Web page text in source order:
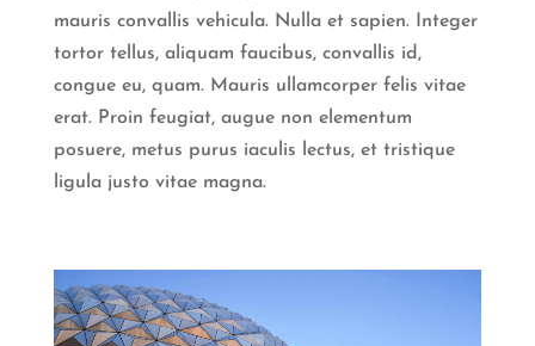
mauris convallis vehicula. Nulla et sapien. Integer
tortor tellus, aliquam faucibus, convallis id,
congue eu, quam. Mauris ullamcorper felis vitae
erat. Proin feugiat, augue non elementum
posuere, metus purus iaculis lectus, et tristique
ligula justo vitae magna.